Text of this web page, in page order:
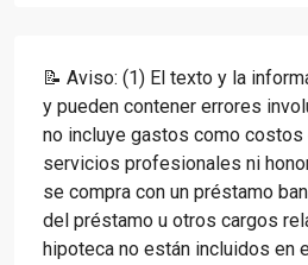
📝 Aviso: (1) El texto y la
y pueden contener errores
no incluye gastos como
servicios profesionales ni
se compra con un préstamo
del préstamo u otros cargos
hipoteca no están incluidos en